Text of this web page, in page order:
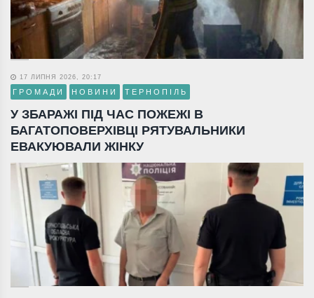
17 ЛИПНЯ 2026, 20:17
ГРОМАДИ НОВИНИ ТЕРНОПІЛЬ
У ЗБАРАЖІ ПІД ЧАС ПОЖЕЖІ В
БАГАТОПОВЕРХІВЦІ РЯТУВАЛЬНИКИ
ЕВАКУЮВАЛИ ЖІНКУ